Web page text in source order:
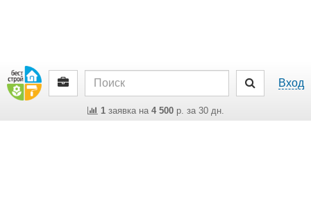
Вход
1заявка на 4 500р. за 30 дн.